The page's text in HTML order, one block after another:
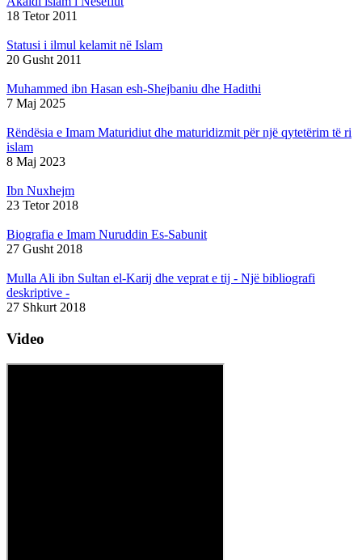
18 Tetor 2011
Statusi i ilmul kelamit në Islam
20 Gusht 2011
Muhammed ibn Hasan esh-Shejbaniu dhe Hadithi
7 Maj 2025
Rëndësia e Imam Maturidiut dhe maturidizmit për një qytetërim të ri
islam
8 Maj 2023
Ibn Nuxhejm
23 Tetor 2018
Biografia e Imam Nuruddin Es-Sabunit
27 Gusht 2018
Mulla Ali ibn Sultan el-Karij dhe veprat e tij - Një bibliografi
deskriptive -
27 Shkurt 2018
Video